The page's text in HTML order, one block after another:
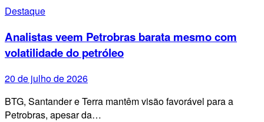
Destaque
Analistas veem Petrobras barata mesmo com
volatilidade do petróleo
20 de julho de 2026
BTG, Santander e Terra mantêm visão favorável para a
Petrobras, apesar da…